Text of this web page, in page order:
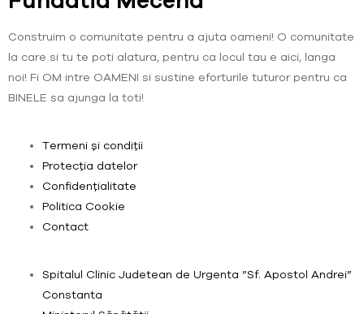
Construim o comunitate pentru a ajuta oameni! O comunitate
la care si tu te poti alatura, pentru ca locul tau e aici, langa
noi! Fi OM intre OAMENI si sustine eforturile tuturor pentru ca
BINELE sa ajunga la toti!
Termeni și condiții
Protecția datelor
Confidențialitate
Politica Cookie
Contact
Spitalul Clinic Judetean de Urgenta ”Sf. Apostol Andrei”
Constanta